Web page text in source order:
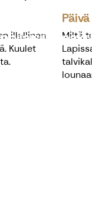
illallinen
Kuulet
Miltä